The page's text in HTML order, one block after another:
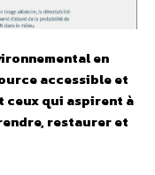
en
accessible et
qui aspirent à
restaurer et